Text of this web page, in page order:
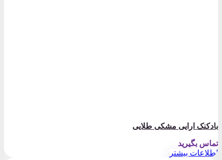
بادکنک ارایی مشکی طلایی
تماس بگیرید
اطلاعات بیشتر